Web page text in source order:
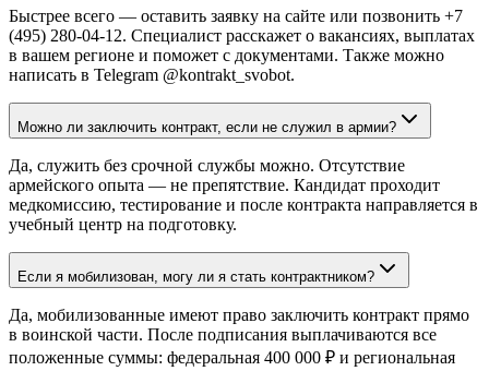
Быстрее всего — оставить заявку на сайте или позвонить +7
(495) 280-04-12. Специалист расскажет о вакансиях, выплатах
в вашем регионе и поможет с документами. Также можно
написать в Telegram @kontrakt_svobot.
Можно ли заключить контракт, если не служил в армии?
Да, служить без срочной службы можно. Отсутствие
армейского опыта — не препятствие. Кандидат проходит
медкомиссию, тестирование и после контракта направляется в
учебный центр на подготовку.
Если я мобилизован, могу ли я стать контрактником?
Да, мобилизованные имеют право заключить контракт прямо
в воинской части. После подписания выплачиваются все
положенные суммы: федеральная 400 000 ₽ и региональная